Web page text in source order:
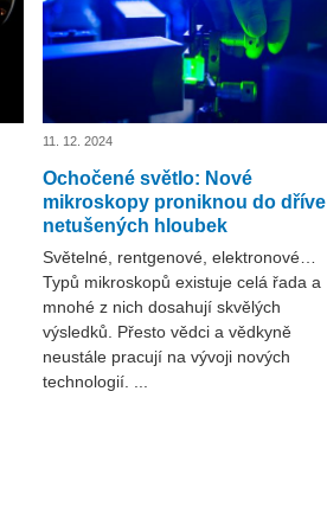
11. 12. 2024
Ochočené světlo: Nové
mikroskopy proniknou do dříve
netušených hloubek
Světelné, rentgenové, elektronové…
Typů mikroskopů existuje celá řada a
mnohé z nich dosahují skvělých
výsledků. Přesto vědci a vědkyně
neustále pracují na vývoji nových
technologií. ...